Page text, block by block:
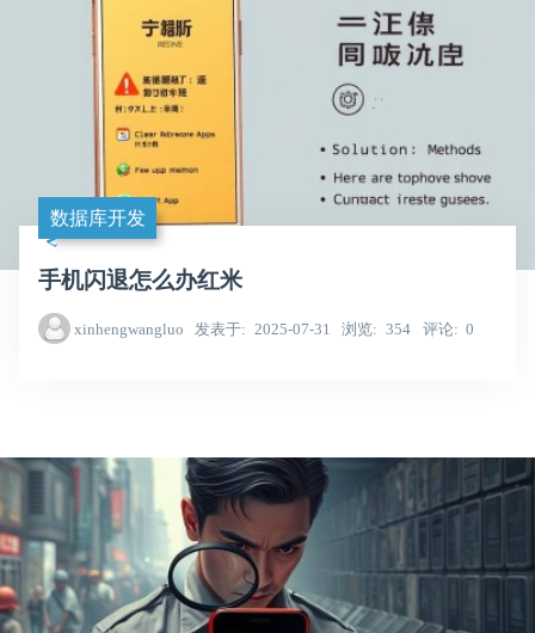
数据库开发
手机闪退怎么办红米
xinhengwangluo 发表于 2025-07-31 浏览 354 评论 0